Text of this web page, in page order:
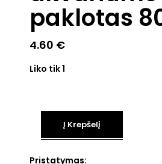
paklotas
4.60 €
Liko tik 1
Į Krepšelį
Pristatymas: